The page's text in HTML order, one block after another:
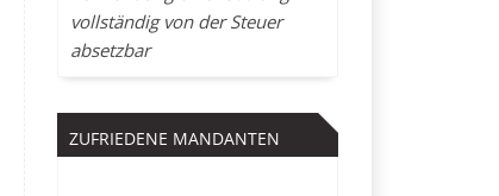
vollständig von der Steuer
absetzbar
ZUFRIEDENE MANDANTEN